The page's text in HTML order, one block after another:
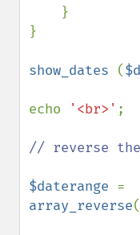
}
show_dates (
echo '<br>' ;
// reverse
$daterange
array_reverse(